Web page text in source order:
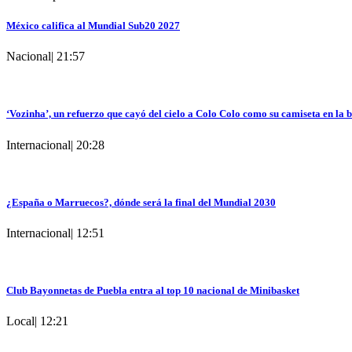
México califica al Mundial Sub20 2027
Nacional| 21:57
‘Vozinha’, un refuerzo que cayó del cielo a Colo Colo como su camiseta en la
Internacional| 20:28
¿España o Marruecos?, dónde será la final del Mundial 2030
Internacional| 12:51
Club Bayonnetas de Puebla entra al top 10 nacional de Minibasket
Local| 12:21